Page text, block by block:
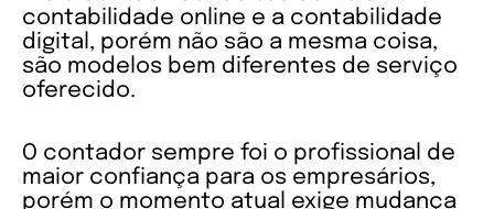
contabilidade online e a contabilidade
digital, porém não são a mesma coisa,
são modelos bem diferentes de serviço
oferecido.
O contador sempre foi o profissional de
maior confiança para os empresários,
porém o momento atual exige mudança